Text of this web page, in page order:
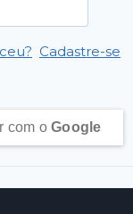
Cadastre-se
com o Google